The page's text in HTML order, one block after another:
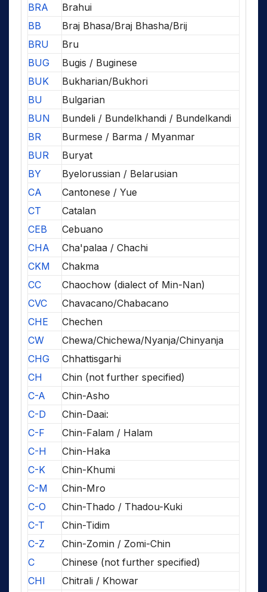
BRA
Brahui
BB
Braj Bhasa/Braj Bhasha/Brij
BRU
Bru
BUG
Bugis / Buginese
BUK
Bukharian/Bukhori
BU
Bulgarian
BUN
Bundeli / Bundelkhandi / Bundelkandi
BR
Burmese / Barma / Myanmar
BUR
Buryat
BY
Byelorussian / Belarusian
CA
Cantonese / Yue
CT
Catalan
CEB
Cebuano
CHA
Cha'palaa / Chachi
CKM
Chakma
CC
Chaochow (dialect of Min-Nan)
CVC
Chavacano/Chabacano
CHE
Chechen
CW
Chewa/Chichewa/Nyanja/Chinyanja
CHG
Chhattisgarhi
CH
Chin (not further specified)
C-A
Chin-Asho
C-D
Chin-Daai:
C-F
Chin-Falam / Halam
C-H
Chin-Haka
C-K
Chin-Khumi
C-M
Chin-Mro
C-O
Chin-Thado / Thadou-Kuki
C-T
Chin-Tidim
C-Z
Chin-Zomin / Zomi-Chin
C
Chinese (not further specified)
CHI
Chitrali / Khowar